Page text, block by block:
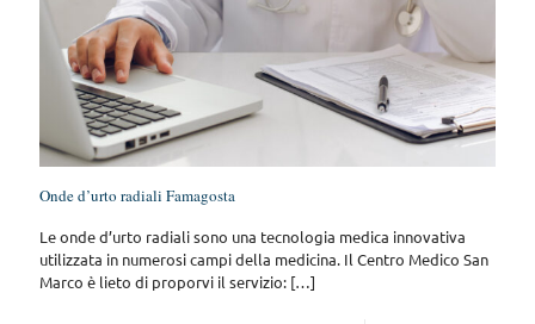
Onde d’urto radiali Famagosta
Le onde d’urto radiali sono una tecnologia medica innovativa
utilizzata in numerosi campi della medicina. Il Centro Medico San
Marco è lieto di proporvi il servizio: […]